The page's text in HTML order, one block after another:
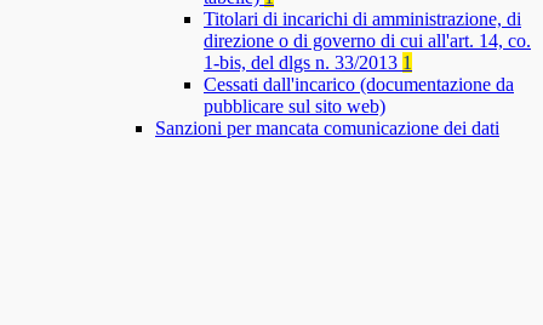
Titolari di incarichi di amministrazione, di
direzione o di governo di cui all'art. 14, co.
1-bis, del dlgs n. 33/2013 1
Cessati dall'incarico (documentazione da
pubblicare sul sito web)
Sanzioni per mancata comunicazione dei dati